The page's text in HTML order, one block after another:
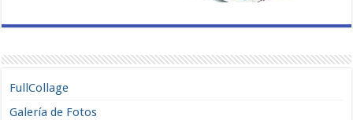
FullCollage
Galería de Fotos